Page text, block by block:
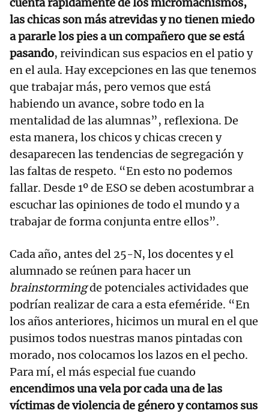
las chicas son más atrevidas y no tienen miedo
a pararle los pies a un compañero que se está
pasando, reivindican sus espacios en el patio y
en el aula. Hay excepciones en las que tenemos
que trabajar más, pero vemos que está
habiendo un avance, sobre todo en la
mentalidad de las alumnas”, reflexiona. De
esta manera, los chicos y chicas crecen y
desaparecen las tendencias de segregación y
las faltas de respeto. “En esto no podemos
fallar. Desde 1º de ESO se deben acostumbrar a
escuchar las opiniones de todo el mundo y a
trabajar de forma conjunta entre ellos”.
Cada año, antes del 25-N, los docentes y el
alumnado se reúnen para hacer un
brainstormingde potenciales actividades que
podrían realizar de cara a esta efeméride. “En
los años anteriores, hicimos un mural en el que
pusimos todos nuestras manos pintadas con
morado, nos colocamos los lazos en el pecho.
Para mí, el más especial fue cuando
encendimos una vela por cada una de las
víctimas de violencia de género y contamos sus